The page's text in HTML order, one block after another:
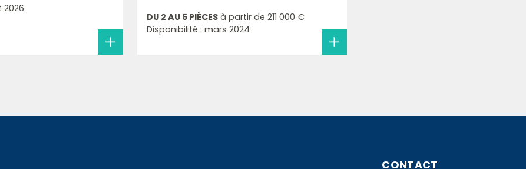
2026
DU 2 AU 5 PIÈCES à partir de 211 000 €
Disponibilité : mars 2024
CONTACT